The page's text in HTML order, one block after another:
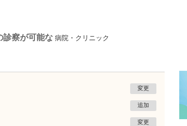
診察が可能な 病院・クリニック
変更
追加
変更